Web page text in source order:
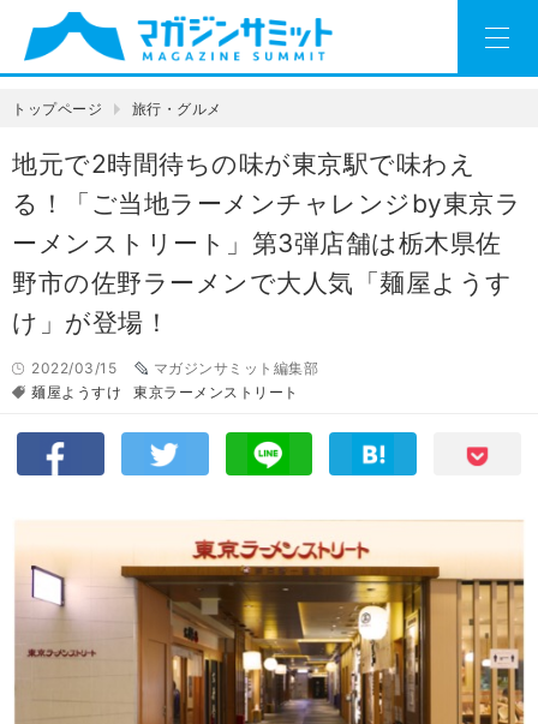
トップページ 旅行・グルメ
地元で2時間待ちの味が東京駅で味わえ
る！「ご当地ラーメンチャレンジby東京ラ
ーメンストリート」第3弾店舗は栃木県佐
野市の佐野ラーメンで大人気「麺屋ようす
け」が登場！
2022/03/15
マガジンサミット編集部
麺屋ようすけ
東京ラーメンストリート